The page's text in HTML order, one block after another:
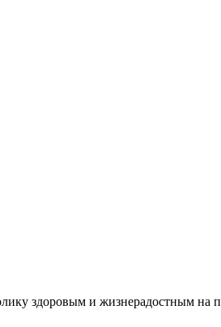
здоровым и жизнерадостным